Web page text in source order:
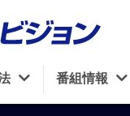
番組情報